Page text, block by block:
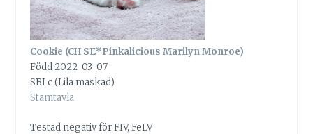
Cookie (CH SE*Pinkalicious Marilyn Monroe)
Född 2022-03-07
SBI c (Lila maskad)
Stamtavla
Testad negativ för FIV, FeLV